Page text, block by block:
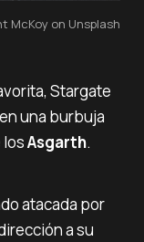
McKoy on Unsplash
Stargate
una burbuja
losAsgarth.
atacada por
a su